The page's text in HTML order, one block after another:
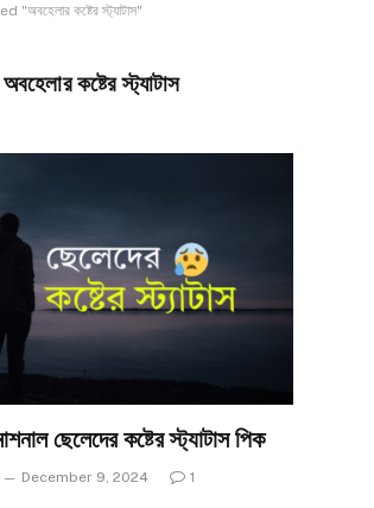
কষ্টের স্ট্যাটাস"
অবহেলার কষ্টের স্ট্যাটাস
ছেলেদের কষ্টের স্ট্যাটাস পিক
December 9, 2024 1